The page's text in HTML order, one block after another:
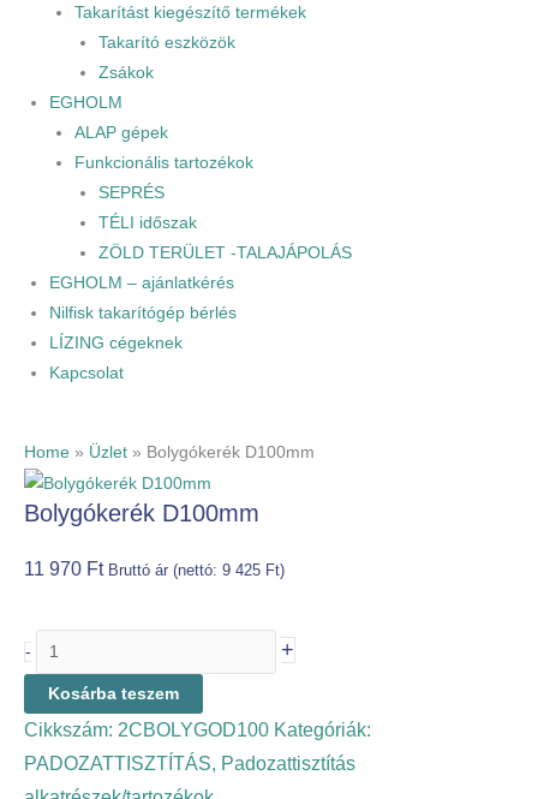
Takarítást kiegészítő termékek
Takarító eszközök
Zsákok
EGHOLM
ALAP gépek
Funkcionális tartozékok
SEPRÉS
TÉLI időszak
ZÖLD TERÜLET -TALAJÁPOLÁS
EGHOLM – ajánlatkérés
Nilfisk takarítógép bérlés
LÍZING cégeknek
Kapcsolat
Home » Üzlet » Bolygókerék D100mm
Bolygókerék D100mm
11 970 Ft Bruttó ár (nettó: 9 425 Ft)
- +
Kosárba teszem
Cikkszám: 2CBOLYGOD100 Kategóriák:
PADOZATTISZTÍTÁS, Padozattisztítás